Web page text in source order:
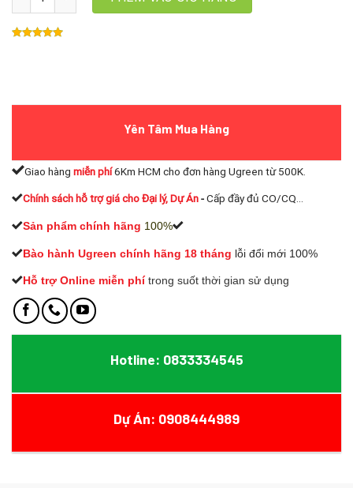
Yên Tâm Mua Hàng
Giao hàng miễn phí6Km HCM cho đơn hàng Ugreen từ 500K.
Chính sách hỗ trợ giá cho Đại lý, Dự Án-Cấp đầy đủ CO/CQ...
Sản phẩm chính hãng 100%
Bào hành Ugreen chính hãng 18 tháng lỗi đổi mới 100%
Hỗ trợ Online miễn phí trong suốt thời gian sử dụng
Hotline: 0833334545
Dự Án: 0908444989